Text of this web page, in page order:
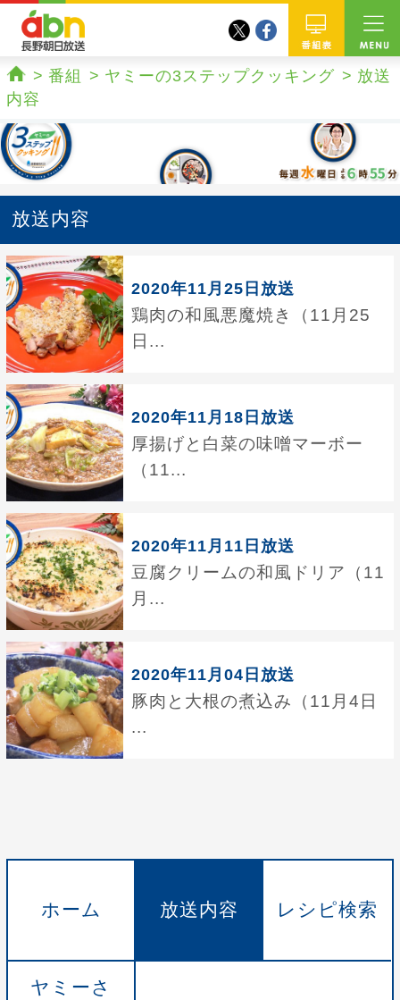
番組
twitterfacebook
ホーム
番組 ヤミーの3ステップクッキング
放送
内容
放送内容
2020年11月25日放送
鶏肉の和風悪魔焼き（11月25
日...
2020年11月18日放送
厚揚げと白菜の味噌マーボー
（11...
2020年11月11日放送
豆腐クリームの和風ドリア（11
月...
2020年11月04日放送
豚肉と大根の煮込み（11月4日
...
ホーム 放送内容 レシピ検索
ヤミーさ